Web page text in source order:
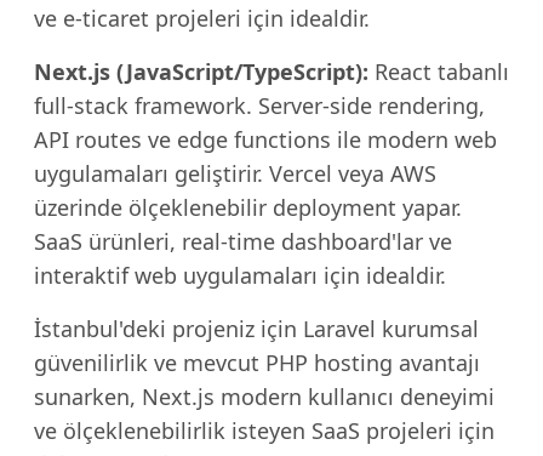
ve e-ticaret projeleri için idealdir.
Next.js (JavaScript/TypeScript): React tabanlı
full-stack framework. Server-side rendering,
API routes ve edge functions ile modern web
uygulamaları geliştirir. Vercel veya AWS
üzerinde ölçeklenebilir deployment yapar.
SaaS ürünleri, real-time dashboard'lar ve
interaktif web uygulamaları için idealdir.
İstanbul'deki projeniz için Laravel kurumsal
güvenilirlik ve mevcut PHP hosting avantajı
sunarken, Next.js modern kullanıcı deneyimi
ve ölçeklenebilirlik isteyen SaaS projeleri için